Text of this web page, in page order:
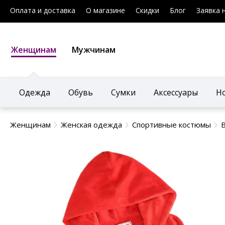
Оплата и доставка О магазине Скидки Блог Заявка
Женщинам
Одежда Обувь Сумки Аксессуары
Мужчинам
Женщинам Женская одежда Спортивные костюмы